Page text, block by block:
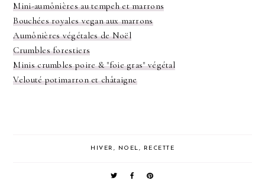
Mini-aumônières au tempeh et marrons
Bouchées royales vegan aux marrons
Aumônières végétales de Noël
Crumbles forestiers
Minis crumbles poire & "foie gras" végétal
Velouté potimarron et châtaigne
HIVER , NOEL, RECETTE